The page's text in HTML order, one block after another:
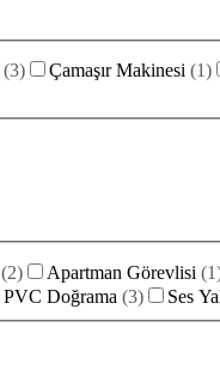
(3) Çamaşır Makinesi (1)
(2) Apartman Görevlisi (1
PVC Doğrama (3) Ses